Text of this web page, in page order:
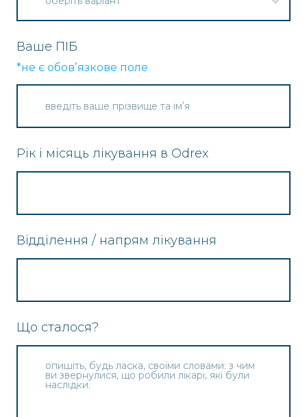
Ваше ПІБ
*не є обовʼязкове поле
Рік і місяць лікування в Odrex
Відділення / напрям лікування
Що сталося?